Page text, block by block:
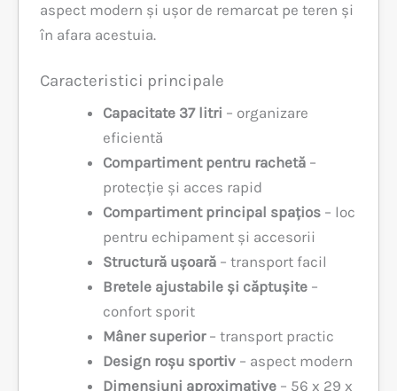
aspect modern și ușor de remarcat pe teren și
în afara acestuia.
Caracteristici principale
Capacitate 37 litri – organizare
eficientă
Compartiment pentru rachetă –
protecție și acces rapid
Compartiment principal spațios – loc
pentru echipament și accesorii
Structură ușoară – transport facil
Bretele ajustabile și căptușite –
confort sporit
Mâner superior– transport practic
Design roșu sportiv – aspect modern
Dimensiuni aproximative – 56 x 29 x